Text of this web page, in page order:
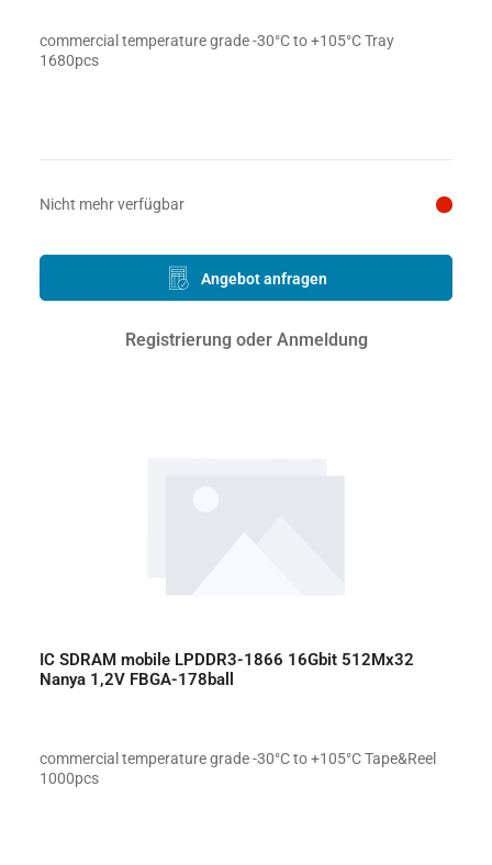
commercial temperature grade -30°C to +105°C Tray
1680pcs
Preis auf Anfrage
Nicht mehr verfügbar
Angebot anfragen
Registrierung oder Anmeldung
IC SDRAM mobile LPDDR3-1866 16Gbit 512Mx32
Nanya 1,2V FBGA-178ball
commercial temperature grade -30°C to +105°C Tape&Reel
1000pcs